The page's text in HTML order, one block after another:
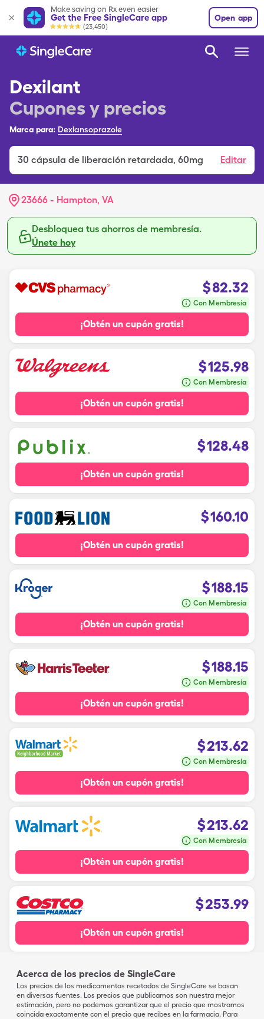
Make saving on Rx even easier
Get the Free SingleCare app
(23,450)
Open app
Dexilant
Cupones y precios
Marca para: Dexlansoprazole
30 cápsula de liberación retardada, 60mg Editar
23666 - Hampton, VA
Desbloquea tus ahorros de membresía.
Únete hoy
$82.32
Con Membresía
¡Obtén un cupón gratis!
$125.98
Con Membresía
¡Obtén un cupón gratis!
$128.48
¡Obtén un cupón gratis!
$160.10
¡Obtén un cupón gratis!
$188.15
Con Membresía
¡Obtén un cupón gratis!
$188.15
Con Membresía
¡Obtén un cupón gratis!
$213.62
Con Membresía
¡Obtén un cupón gratis!
$213.62
Con Membresía
¡Obtén un cupón gratis!
$253.99
¡Obtén un cupón gratis!
Acerca de los precios de SingleCare
Los precios de los medicamentos recetados de SingleCare se basan
en diversas fuentes. Los precios que publicamos son nuestra mejor
estimación, pero no podemos garantizar que el precio que mostramos
coincida exactamente con el precio que recibes en la farmacia. Para